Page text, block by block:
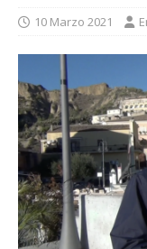
10 Marzo 2021